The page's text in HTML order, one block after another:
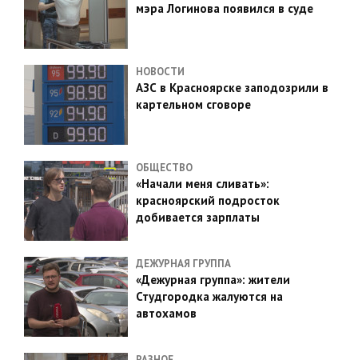
мэра Логинова появился в суде
НОВОСТИ
АЗС в Красноярске заподозрили в
картельном сговоре
ОБЩЕСТВО
«Начали меня сливать»:
красноярский подросток
добивается зарплаты
ДЕЖУРНАЯ ГРУППА
«Дежурная группа»: жители
Студгородка жалуются на
автохамов